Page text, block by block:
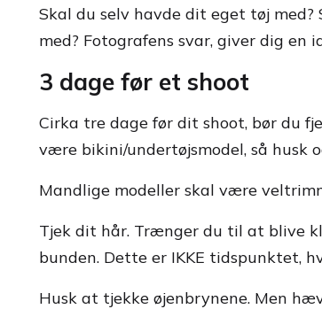
Skal du selv havde dit eget tøj med?
med? Fotografens svar, giver dig en
3 dage før et shoot
Cirka tre dage før dit shoot, bør du
være bikini/undertøjsmodel, så husk
Mandlige modeller skal være
Tjek dit hår. Trænger du til at blive
bunden. Dette er IKKE tidspunktet,
Husk at tjekke øjenbrynene. Men